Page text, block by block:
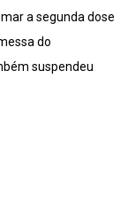
a segunda dose
do
suspendeu